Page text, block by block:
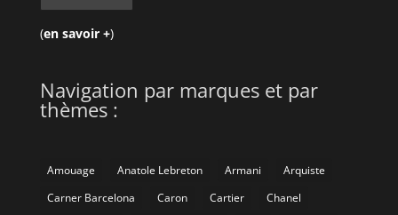
(en savoir +)
Navigation par marques et par
thèmes :
Amouage Anatole Lebreton Armani
Arquiste
Carner Barcelona
Caron Cartier
Chanel